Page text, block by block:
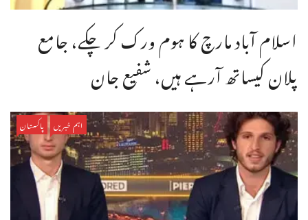
اسلام آباد مارچ کا ہوم ورک کر چکے، جامع
پلان کیساتھ آرہے ہیں، شفیع جان
اہم خبریں پاکستان